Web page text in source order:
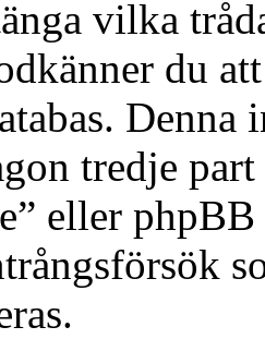
vilka
du
tredje
eller